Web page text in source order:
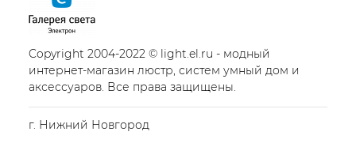
Copyright 2004-2022 © light.el.ru - модный
интернет-магазин люстр, систем умный дом и
аксессуаров. Все права защищены.
г. Нижний Новгород